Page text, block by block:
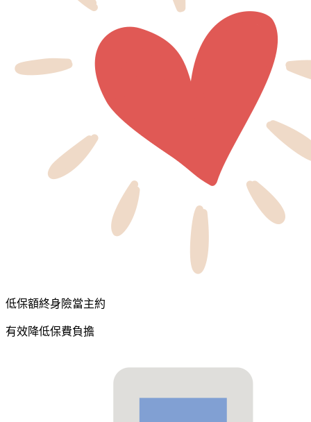
低保額終身險當主約
有效降低保費負擔